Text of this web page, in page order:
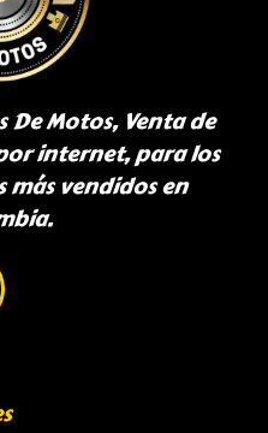
De Motos, Venta de
internet, para los
vendidos en